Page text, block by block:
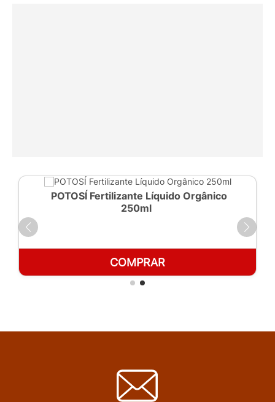
POTOSÍ Fertilizante Líquido Orgânico
250ml
COMPRAR